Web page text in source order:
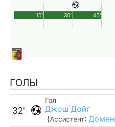
45'
15' 30'
ГОЛЫ
Гол
Джош Дойг
(Ассистент:
32'